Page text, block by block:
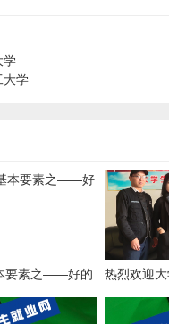
学
大学
要素之——好的
热烈欢迎
中心考察团